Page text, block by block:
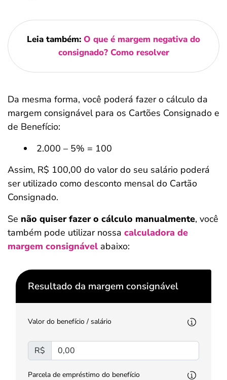
Leia também: O que é margem negativa do
consignado? Como resolver
Da mesma forma, você poderá fazer o cálculo da
margem consignável para os Cartões Consignado e
de Benefício:
2.000 – 5% = 100
Assim, R$ 100,00 do valor do seu salário poderá
ser utilizado como desconto mensal do Cartão
Consignado.
Se não quiser fazer o cálculo manualmente, você
também pode utilizar nossa calculadora de
margem consignável abaixo:
Resultado da margem consignável
Valor do benefício / salário
R$
Parcela de empréstimo do benefício